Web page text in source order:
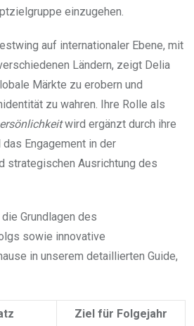
einzugehen.
auf internationaler Ebene, mit
Ländern, zeigt Delia
Märkte zu erobern und
zu wahren. Ihre Rolle als
wird ergänzt durch ihre
Engagement in der
strategischen Ausrichtung des
Grundlagen des
sowie innovative
in unserem detaillierten Guide,
Ziel für Folgejahr